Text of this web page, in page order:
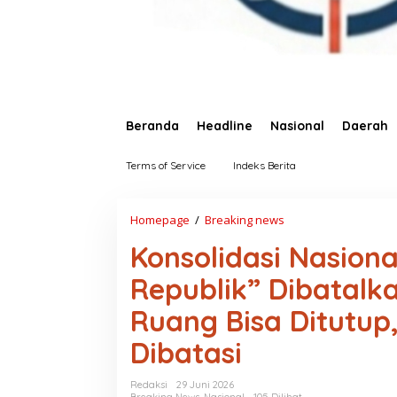
Beranda Headline Nasional Daerah
Terms of Service Indeks Berita
Homepage / Breaking news
n
o
l
Konsolidasi
Republik”
Ruang Bisa
Dibatasi
Redaksi
29 Juni 2026